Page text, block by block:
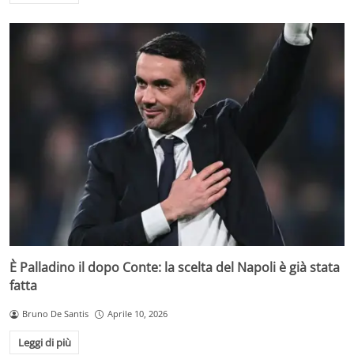
È Palladino il dopo Conte: la scelta del Napoli è già stata
fatta
Bruno De Santis Aprile 10, 2026
Leggi di più